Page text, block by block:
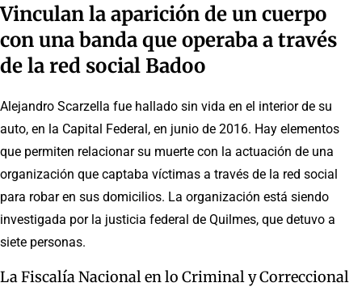
Vinculan la aparición de un cuerpo
con una banda que operaba a través
de la red social Badoo
Alejandro Scarzella fue hallado sin vida en el interior de su
auto, en la Capital Federal, en junio de 2016. Hay elementos
que permiten relacionar su muerte con la actuación de una
organización que captaba víctimas a través de la red social
para robar en sus domicilios. La organización está siendo
investigada por la justicia federal de Quilmes, que detuvo a
siete personas.
La Fiscalía Nacional en lo Criminal y Correccional